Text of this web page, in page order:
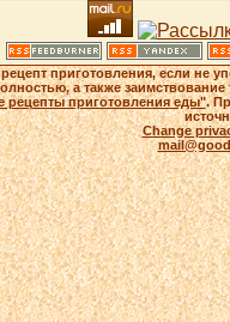
приготовления, если не
а также
рецепты приготовления еды".
Change